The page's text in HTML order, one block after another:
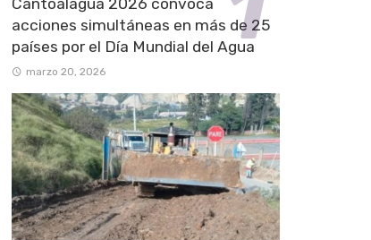
acciones simultáneas en más de 25
países por el Día Mundial del Agua
marzo 20, 2026